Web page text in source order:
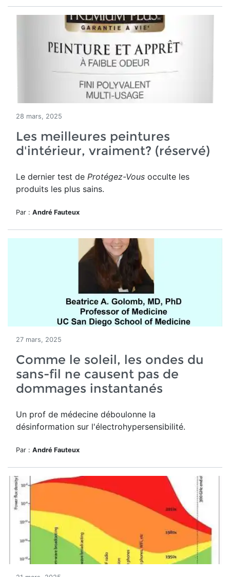
28 mars, 2025
Les meilleures peintures
d'intérieur, vraiment? (réservé)
Le dernier test de Protégez-Vous occulte les
produits les plus sains.
Par : André Fauteux
27 mars, 2025
Comme le soleil, les ondes du
sans-fil ne causent pas de
dommages instantanés
Un prof de médecine déboulonne la
désinformation sur l'électrohypersensibilité.
Par : André Fauteux